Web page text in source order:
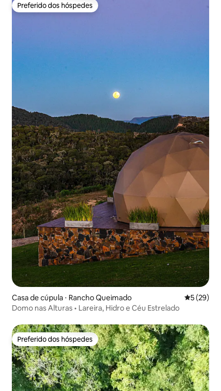
Preferido dos hóspedes
Preferido dos hóspedes
Casa de cúpula ⋅ Rancho Queimado 5 de uma
5 (29)
Domo nas Alturas • Lareira, Hidro e Céu Estrelado
Preferido dos hóspedes
Preferido dos hóspedes